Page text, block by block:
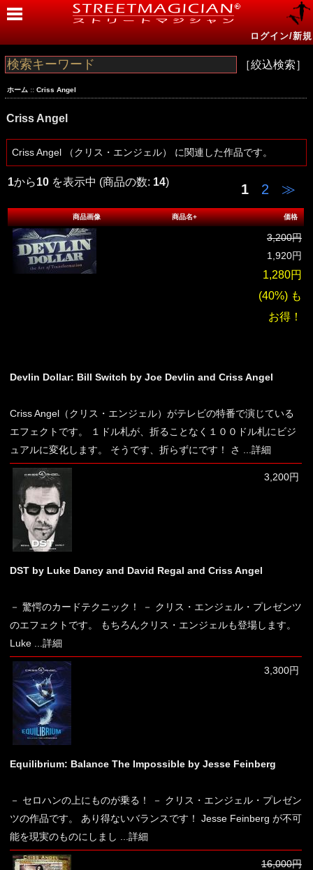
ログイン/新規
［絞込検索］
ホーム :: Criss Angel
Criss Angel
Criss Angel （クリス・エンジェル） に関連した作品です。
1から10 を表示中 (商品の数: 14) 1 2 ≫
商品画像 商品名+ 価格
3,200円
1,920円
1,280円
(40%) も
お得！
Devlin Dollar: Bill Switch by Joe Devlin and Criss Angel
Criss Angel（クリス・エンジェル）がテレビの特番で演じている
エフェクトです。 １ドル札が、折ることなく１００ドル札にビジ
ュアルに変化します。 そうです、折らずにです！ さ
...詳細
3,200円
DST by Luke Dancy and David Regal and Criss Angel
－ 驚愕のカードテクニック！ － クリス・エンジェル・プレゼンツ
のエフェクトです。 もちろんクリス・エンジェルも登場します。
Luke ...詳細
3,300円
Equilibrium: Balance The Impossible by Jesse Feinberg
－ セロハンの上にものが乗る！ － クリス・エンジェル・プレゼン
ツの作品です。 あり得ないバランスです！ Jesse Feinberg が不可
能を現実のものにしまし
...詳細
16,000円